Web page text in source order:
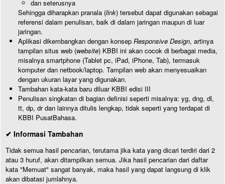
dan seterusnya
Sehingga diharapkan pranala (link) tersebut dapat digunakan sebagai
referensi dalam penulisan, baik di dalam jaringan maupun di luar
jaringan.
Aplikasi dikembangkan dengan konsep Responsive Design, artinya
tampilan situs web (website) KBBI ini akan cocok di berbagai media,
misalnya smartphone (Tablet pc, iPad, iPhone, Tab), termasuk
komputer dan netbook/laptop. Tampilan web akan menyesuaikan
dengan ukuran layar yang digunakan.
Tambahan kata-kata baru diluar KBBI edisi III
Penulisan singkatan di bagian definisi seperti misalnya: yg, dng, dl,
tt, dp, dr dan lainnya ditulis lengkap, tidak seperti yang terdapat di
KBBI PusatBahasa.
✔ Informasi Tambahan
Tidak semua hasil pencarian, terutama jika kata yang dicari terdiri dari 2
atau 3 huruf, akan ditampilkan semua. Jika hasil pencarian dari daftar
kata "Memuat" sangat banyak, maka hasil yang dapat langsung di klik
akan dibatasi jumlahnya.